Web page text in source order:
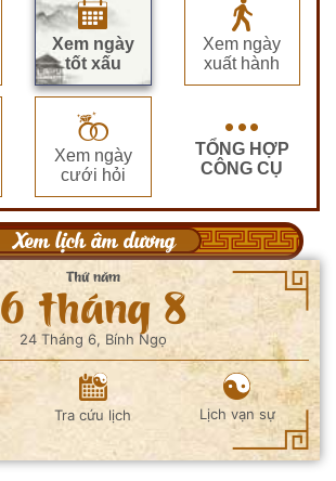
Xem ngày
tốt xấu
Xem ngày
xuất hành
Xem ngày
cưới hỏi
TỔNG HỢP
CÔNG CỤ
Xem lịch âm dương
Thứ năm
6 tháng 8
24 Tháng 6, Bính Ngọ
Tra cứu lịch Lịch vạn sự